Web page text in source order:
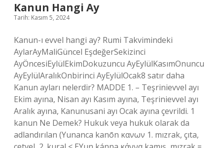
Kanun Hangi Ay
Tarih: Kasım 5, 2024
Kanun-ı evvel hangi ay? Rumi Takvimindeki
AylarAyMaliGüncel EşdeğerSekizinci
AyÖncesiEylülEkimDokuzuncu AyEylülKasımOnuncu
AyEylülAralıkOnbirinci AyEylülOcak8 satır daha
Kanun ayları nelerdir? MADDE 1. – Teşrinievvel ayı
Ekim ayına, Nisan ayı Kasım ayına, Teşrinievvel ayı
Aralık ayına, Kanunusani ayı Ocak ayına çevrildi. 1
kanun Ne Demek? Hukuk veya hukuk olarak da
adlandırılan (Yunanca kanōn κανων 1. mızrak, çıta,